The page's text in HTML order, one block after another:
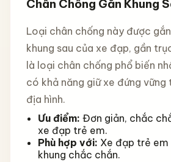
Chân Chống Gắn Khung
Loại chân chống này được
khung sau của xe đạp, gần
là loại chân chống phổ biến
có khả năng giữ xe đứng vững
địa hình.
Ưu điểm: Đơn giản, chắc
xe đạp trẻ em.
Phù hợp với: Xe đạp trẻ em
khung chắc chắn.